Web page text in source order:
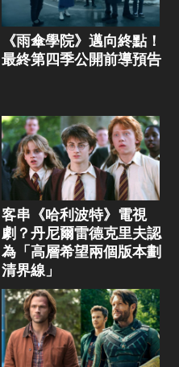
《雨傘學院》邁向終點！
最終第四季公開前導預告
客串《哈利波特》電視
劇？丹尼爾雷德克里夫認
為「高層希望兩個版本劃
清界線」